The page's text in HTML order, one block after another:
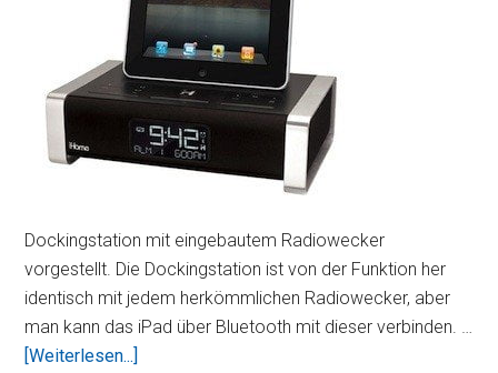
Dockingstation mit eingebautem Radiowecker
vorgestellt. Die Dockingstation ist von der Funktion her
identisch mit jedem herkömmlichen Radiowecker, aber
man kann das iPad über Bluetooth mit dieser verbinden. …
[Weiterlesen...]